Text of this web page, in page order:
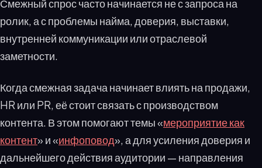
Смежный спрос часто начинается не с запроса на
ролик, а с проблемы найма, доверия, выставки,
внутренней коммуникации или отраслевой
заметности.
Когда смежная задача начинает влиять на продажи,
HR или PR, её стоит связать с производством
контента. В этом помогают темы «мероприятие как
контент» и «инфоповод», а для усиления доверия и
дальнейшего действия аудитории — направления